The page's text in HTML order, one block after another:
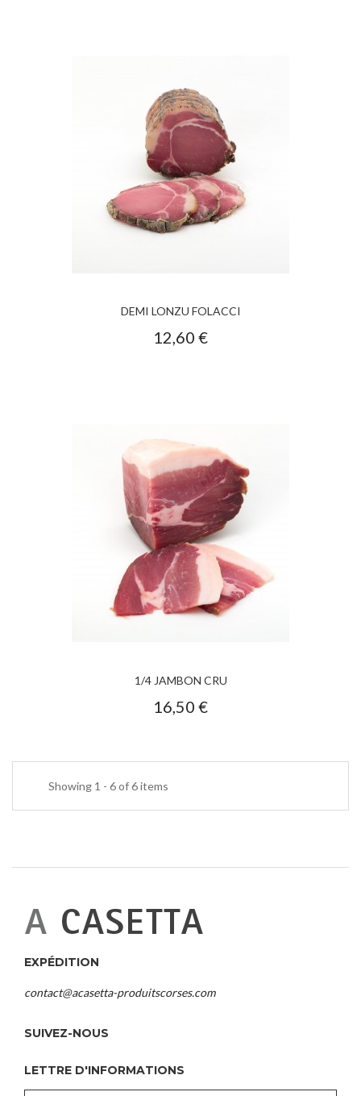
DEMI LONZU FOLACCI
12,60 €
1/4 JAMBON CRU
16,50 €
Showing 1 - 6 of 6 items
EXPÉDITION
contact@acasetta-produitscorses.com
SUIVEZ-NOUS
LETTRE D'INFORMATIONS